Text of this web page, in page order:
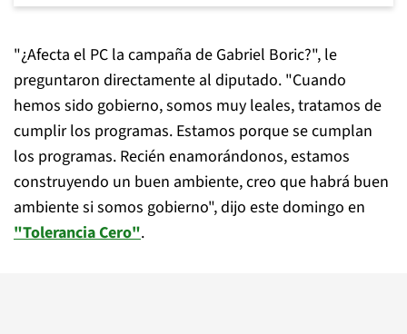
"¿Afecta el PC la campaña de Gabriel Boric?", le
preguntaron directamente al diputado. "Cuando
hemos sido gobierno, somos muy leales, tratamos de
cumplir los programas. Estamos porque se cumplan
los programas. Recién enamorándonos, estamos
construyendo un buen ambiente, creo que habrá buen
ambiente si somos gobierno", dijo este domingo en
"Tolerancia Cero".